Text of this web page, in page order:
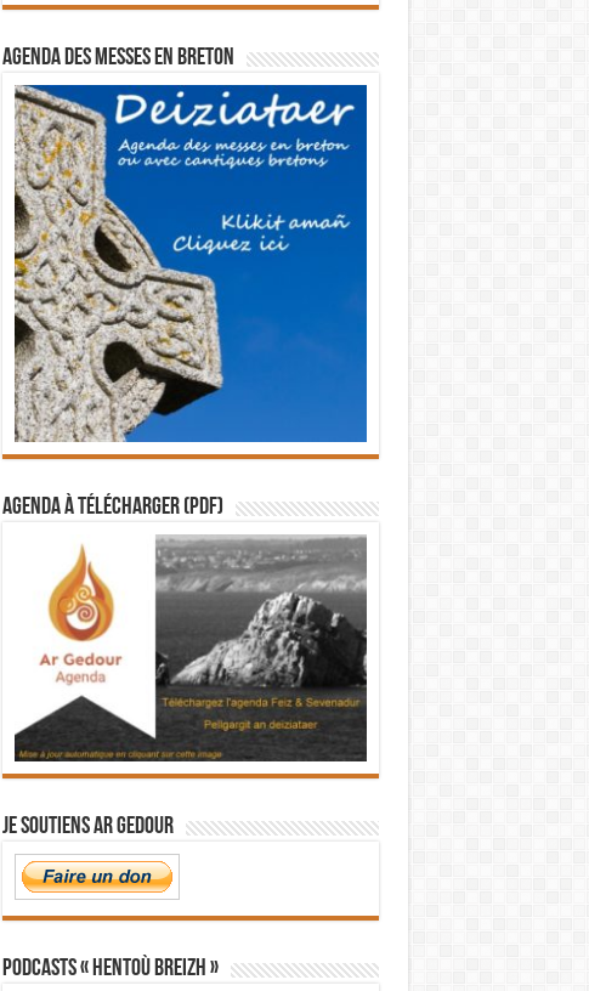
Agenda des messes en breton
Agenda à télécharger (PDF)
Je soutiens Ar Gedour
PODCASTS « Hentoù Breizh »